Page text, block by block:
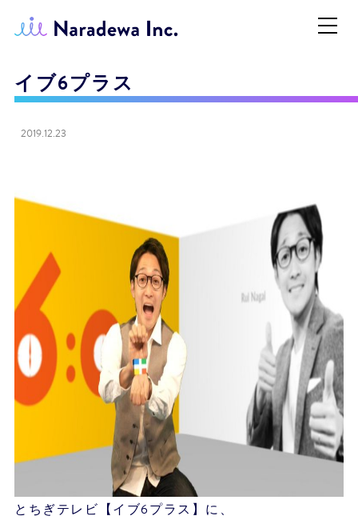
イブ6プラス
2019.12.23
とちぎテレビ【イブ6プラス】に、